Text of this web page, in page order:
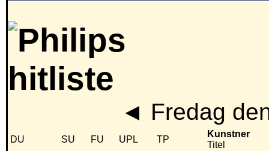
◄ Fredag
DU SU FU UPL TP
Kunstner
Titel